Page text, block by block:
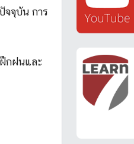
จจุบัน การ
กฝนและ